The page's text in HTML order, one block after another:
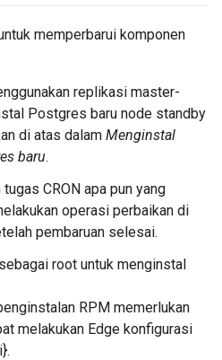
memperbarui komponen
replikasi master-
Postgres baru node standby
di atas dalam Menginstal
baru.
CRON apa pun yang
operasi perbaikan di
pembaruan selesai.
root untuk menginstal
RPM memerlukan
melakukan Edge konfigurasi